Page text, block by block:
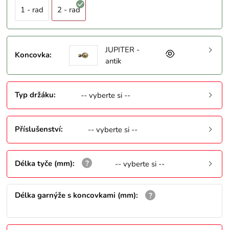
1 - rad 2 - rad
Koncovka:
JUPITER -
antik
Typ držáku: -- vyberte si --
Příslušenství: -- vyberte si --
Délka tyče (mm): -- vyberte si --
Délka garnýže s koncovkami (mm):